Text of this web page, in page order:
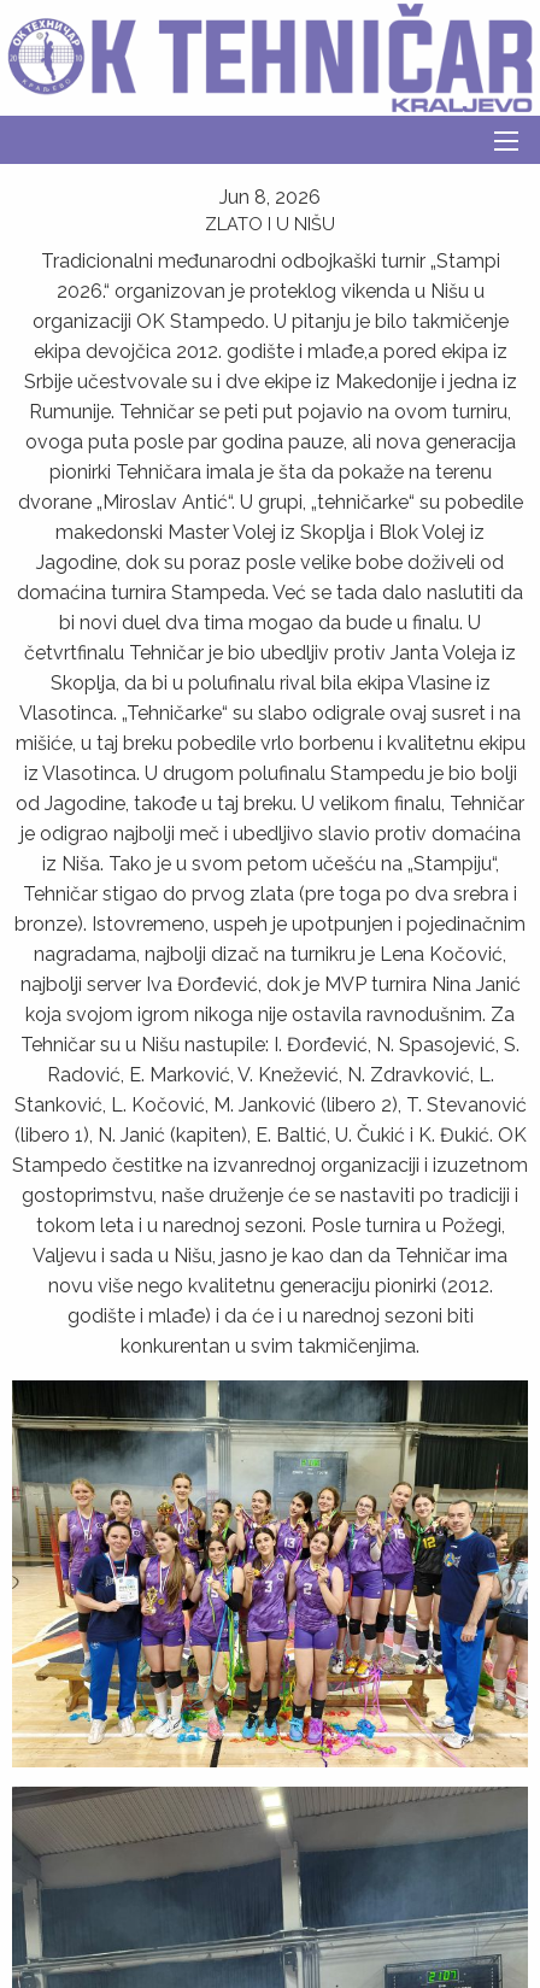
Jun 8, 2026
ZLATO I U NIŠU
Tradicionalni međunarodni odbojkaški turnir „Stampi
2026.“ organizovan je proteklog vikenda u Nišu u
organizaciji OK Stampedo. U pitanju je bilo takmičenje
ekipa devojčica 2012. godište i mlađe,a pored ekipa iz
Srbije učestvovale su i dve ekipe iz Makedonije i jedna iz
Rumunije. Tehničar se peti put pojavio na ovom turniru,
ovoga puta posle par godina pauze, ali nova generacija
pionirki Tehničara imala je šta da pokaže na terenu
dvorane „Miroslav Antić“. U grupi, „tehničarke“ su pobedile
makedonski Master Volej iz Skoplјa i Blok Volej iz
Jagodine, dok su poraz posle velike bobe doživeli od
domaćina turnira Stampeda. Već se tada dalo naslutiti da
bi novi duel dva tima mogao da bude u finalu. U
četvrtfinalu Tehničar je bio ubedlјiv protiv Janta Voleja iz
Skoplјa, da bi u polufinalu rival bila ekipa Vlasine iz
Vlasotinca. „Tehničarke“ su slabo odigrale ovaj susret i na
mišiće, u taj breku pobedile vrlo borbenu i kvalitetnu ekipu
iz Vlasotinca. U drugom polufinalu Stampedu je bio bolјi
od Jagodine, takođe u taj breku. U velikom finalu, Tehničar
je odigrao najbolјi meč i ubedlјivo slavio protiv domaćina
iz Niša. Tako je u svom petom učešću na „Stampiju“,
Tehničar stigao do prvog zlata (pre toga po dva srebra i
bronze). Istovremeno, uspeh je upotpunjen i pojedinačnim
nagradama, najbolјi dizač na turnikru je Lena Kočović,
najbolјi server Iva Đorđević, dok je MVP turnira Nina Janić
koja svojom igrom nikoga nije ostavila ravnodušnim. Za
Tehničar su u Nišu nastupile: I. Đorđević, N. Spasojević, S.
Radović, E. Marković, V. Knežević, N. Zdravković, L.
Stanković, L. Kočović, M. Janković (libero 2), T. Stevanović
(libero 1), N. Janić (kapiten), E. Baltić, U. Čukić i K. Đukić. OK
Stampedo čestitke na izvanrednoj organizaciji i izuzetnom
gostoprimstvu, naše druženje će se nastaviti po tradiciji i
tokom leta i u narednoj sezoni. Posle turnira u Požegi,
Valјevu i sada u Nišu, jasno je kao dan da Tehničar ima
novu više nego kvalitetnu generaciju pionirki (2012.
godište i mlađe) i da će i u narednoj sezoni biti
konkurentan u svim takmičenjima.